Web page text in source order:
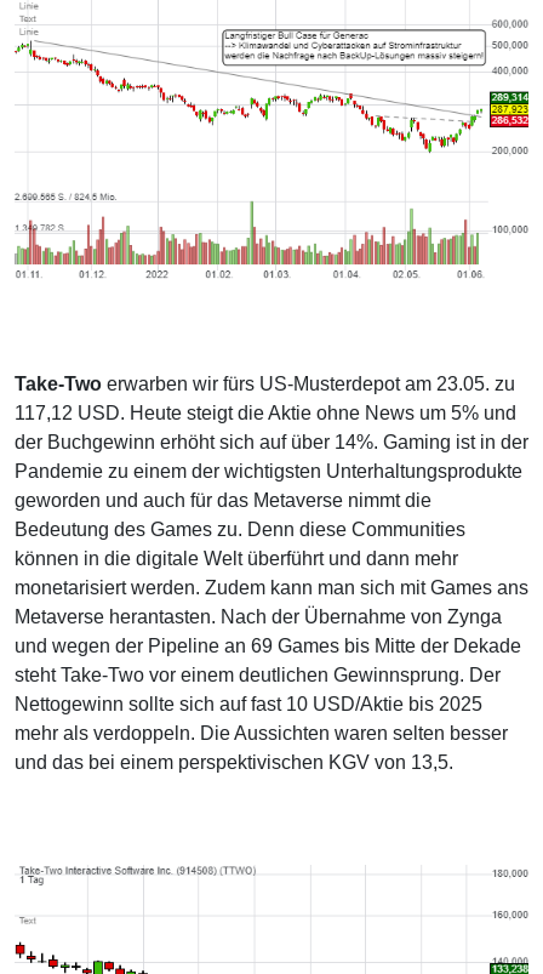
Take-Two erwarben wir fürs US-Musterdepot am 23.05. zu
117,12 USD. Heute steigt die Aktie ohne News um 5% und
der Buchgewinn erhöht sich auf über 14%. Gaming ist in der
Pandemie zu einem der wichtigsten Unterhaltungsprodukte
geworden und auch für das Metaverse nimmt die
Bedeutung des Games zu. Denn diese Communities
können in die digitale Welt überführt und dann mehr
monetarisiert werden. Zudem kann man sich mit Games ans
Metaverse herantasten. Nach der Übernahme von Zynga
und wegen der Pipeline an 69 Games bis Mitte der Dekade
steht Take-Two vor einem deutlichen Gewinnsprung. Der
Nettogewinn sollte sich auf fast 10 USD/Aktie bis 2025
mehr als verdoppeln. Die Aussichten waren selten besser
und das bei einem perspektivischen KGV von 13,5.